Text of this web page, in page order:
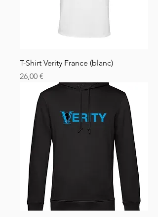
T-Shirt Verity France (blanc)
Prezzo
26,00 €